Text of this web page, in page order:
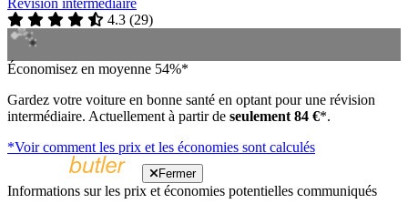
4.3 (29)
Économisez en moyenne 54%*
Gardez votre voiture en bonne santé en optant pour une révision
intermédiaire. Actuellement à partir de seulement 84 €*.
*Voir comment les prix et les économies sont calculés
Fermer
Informations sur les prix et économies potentielles communiqués